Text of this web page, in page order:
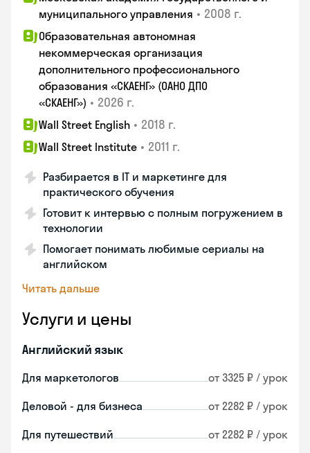
муниципального управления • 2008 г.
Образовательная автономная
некоммерческая организация
дополнительного профессионального
образования «СКАЕНГ» (ОАНО ДПО
«СКАЕНГ») • 2026 г.
Wall Street English • 2018 г.
Wall Street Institute • 2011 г.
Разбирается в IT и маркетинге для
практического обучения
Готовит к интервью с полным погружением в
технологии
Помогает понимать любимые сериалы на
английском
Читать дальше
Услуги и цены
Английский язык
Для маркетологов от 3325 ₽ / урок
Деловой - для бизнеса от 2282 ₽ / урок
Для путешествий от 2282 ₽ / урок